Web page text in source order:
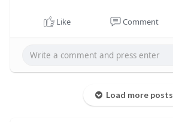
Like Comment
Load more posts